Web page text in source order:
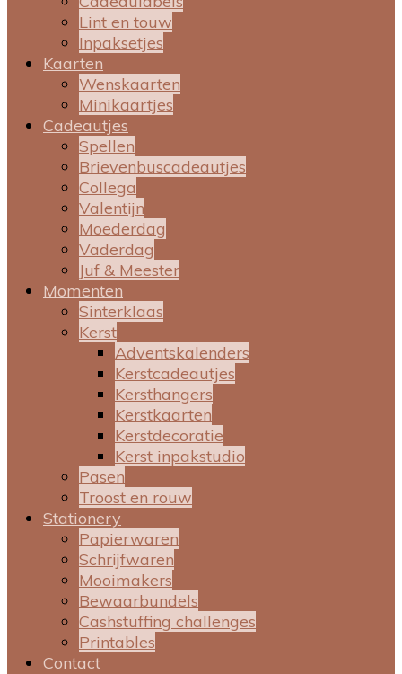
Lint en touw
Inpaksetjes
Kaarten
Wenskaarten
Minikaartjes
Cadeautjes
Spellen
Brievenbuscadeautjes
Collega
Valentijn
Moederdag
Vaderdag
Juf & Meester
Momenten
Sinterklaas
Kerst
Adventskalenders
Kerstcadeautjes
Kersthangers
Kerstkaarten
Kerstdecoratie
Kerst inpakstudio
Pasen
Troost en rouw
Stationery
Papierwaren
Schrijfwaren
Mooimakers
Bewaarbundels
Cashstuffing challenges
Printables
Contact